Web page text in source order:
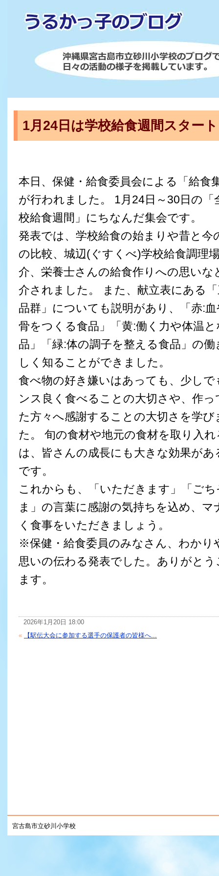
1月24日は学校給食週間スター
本日、保健・給食委員会による「給食
が行われました。 1月24日～30日の「
校給食週間」にちなんだ集会です。
発表では、学校給食の始まりや昔と今
の比較、城辺(ぐすくべ)学校給食調理
介、栄養士さんの給食作りへの思いな
介されました。 また、献立表にある
品群」についても説明があり、「赤:
骨をつくる食品」「黄:働く力や体温
品」「緑:体の調子を整える食品」の働
しく知ることができました。
食べ物の好き嫌いはあっても、少しで
ンス良く食べることの大切さや、作っ
た方々へ感謝することの大切さを学び
た。 旬の食材や地元の食材を取り入
は、皆さんの成長にも大きな効果があ
です。
これからも、「いただきます」「ご
ま」の言葉に感謝の気持ちを込め、マ
く食事をいただきましょう。
※保健・給食委員のみなさん、わかり
思いの伝わる発表でした。ありがとう
ます。
2026年1月20日 18:00
«
【駅伝大会に参加する選手の保護者の皆様へ...
宮古島市立砂川小学校